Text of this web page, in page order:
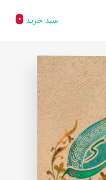
سبد خرید 0